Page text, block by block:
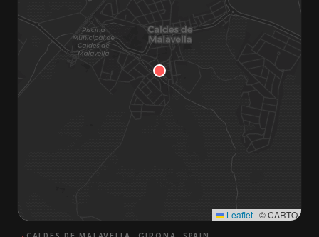
Leaflet | © CARTO